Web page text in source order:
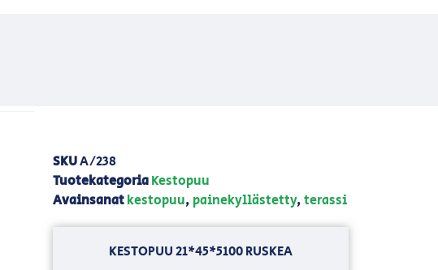
SKUA/238
TuotekategoriaKestopuu
Avainsanatkestopuu, painekyllästetty,terassi
KESTOPUU 21*45*5100 RUSKEA